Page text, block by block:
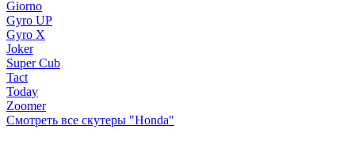
Giorno
Gyro UP
Gyro X
Joker
Super Cub
Tact
Today
Zoomer
Смотреть все скутеры "Honda"